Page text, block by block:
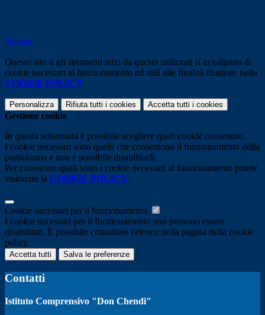
Notizie
Questo sito o gli strumenti terzi da questo utilizzati si avvalgono di
cookie necessari al funzionamento ed utili alle finalità illustrate nella
COOKIE POLICY.
Personalizza Rifiuta tutti i cookies Accetta tutti i cookies
Gestione cookie
In questa schermata è possibile scegliere quali cookie consentire.
I cookie necessari sono quelli che consentono il funzionamento della
piattaforma e non è possibile disabilitarli.
Per conoscere quali sono i cookie necessari al funzionamento potete
visionare la COOKIE POLICY.
Cookie necessari per il funzionamento
I cookie necessari per il funzionamento non possono essere
disabilitati. È possibile consultare l'elenco nella pagina della cookie
policy.
Accetta tutti Salva le preferenze
Contatti
Istituto Comprensivo "Don Chendi"